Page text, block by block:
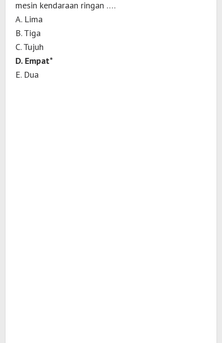
mesin kendaraan ringan ….
A. Lima
B. Tiga
C. Tujuh
D. Empat*
E. Dua